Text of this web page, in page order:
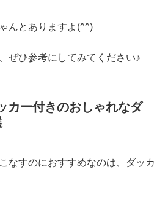
んとありますよ(^^)
ぜひ参考にしてみてください♪
カー付きのおしゃれなダ
なすのにおすすめなのは、ダッカ